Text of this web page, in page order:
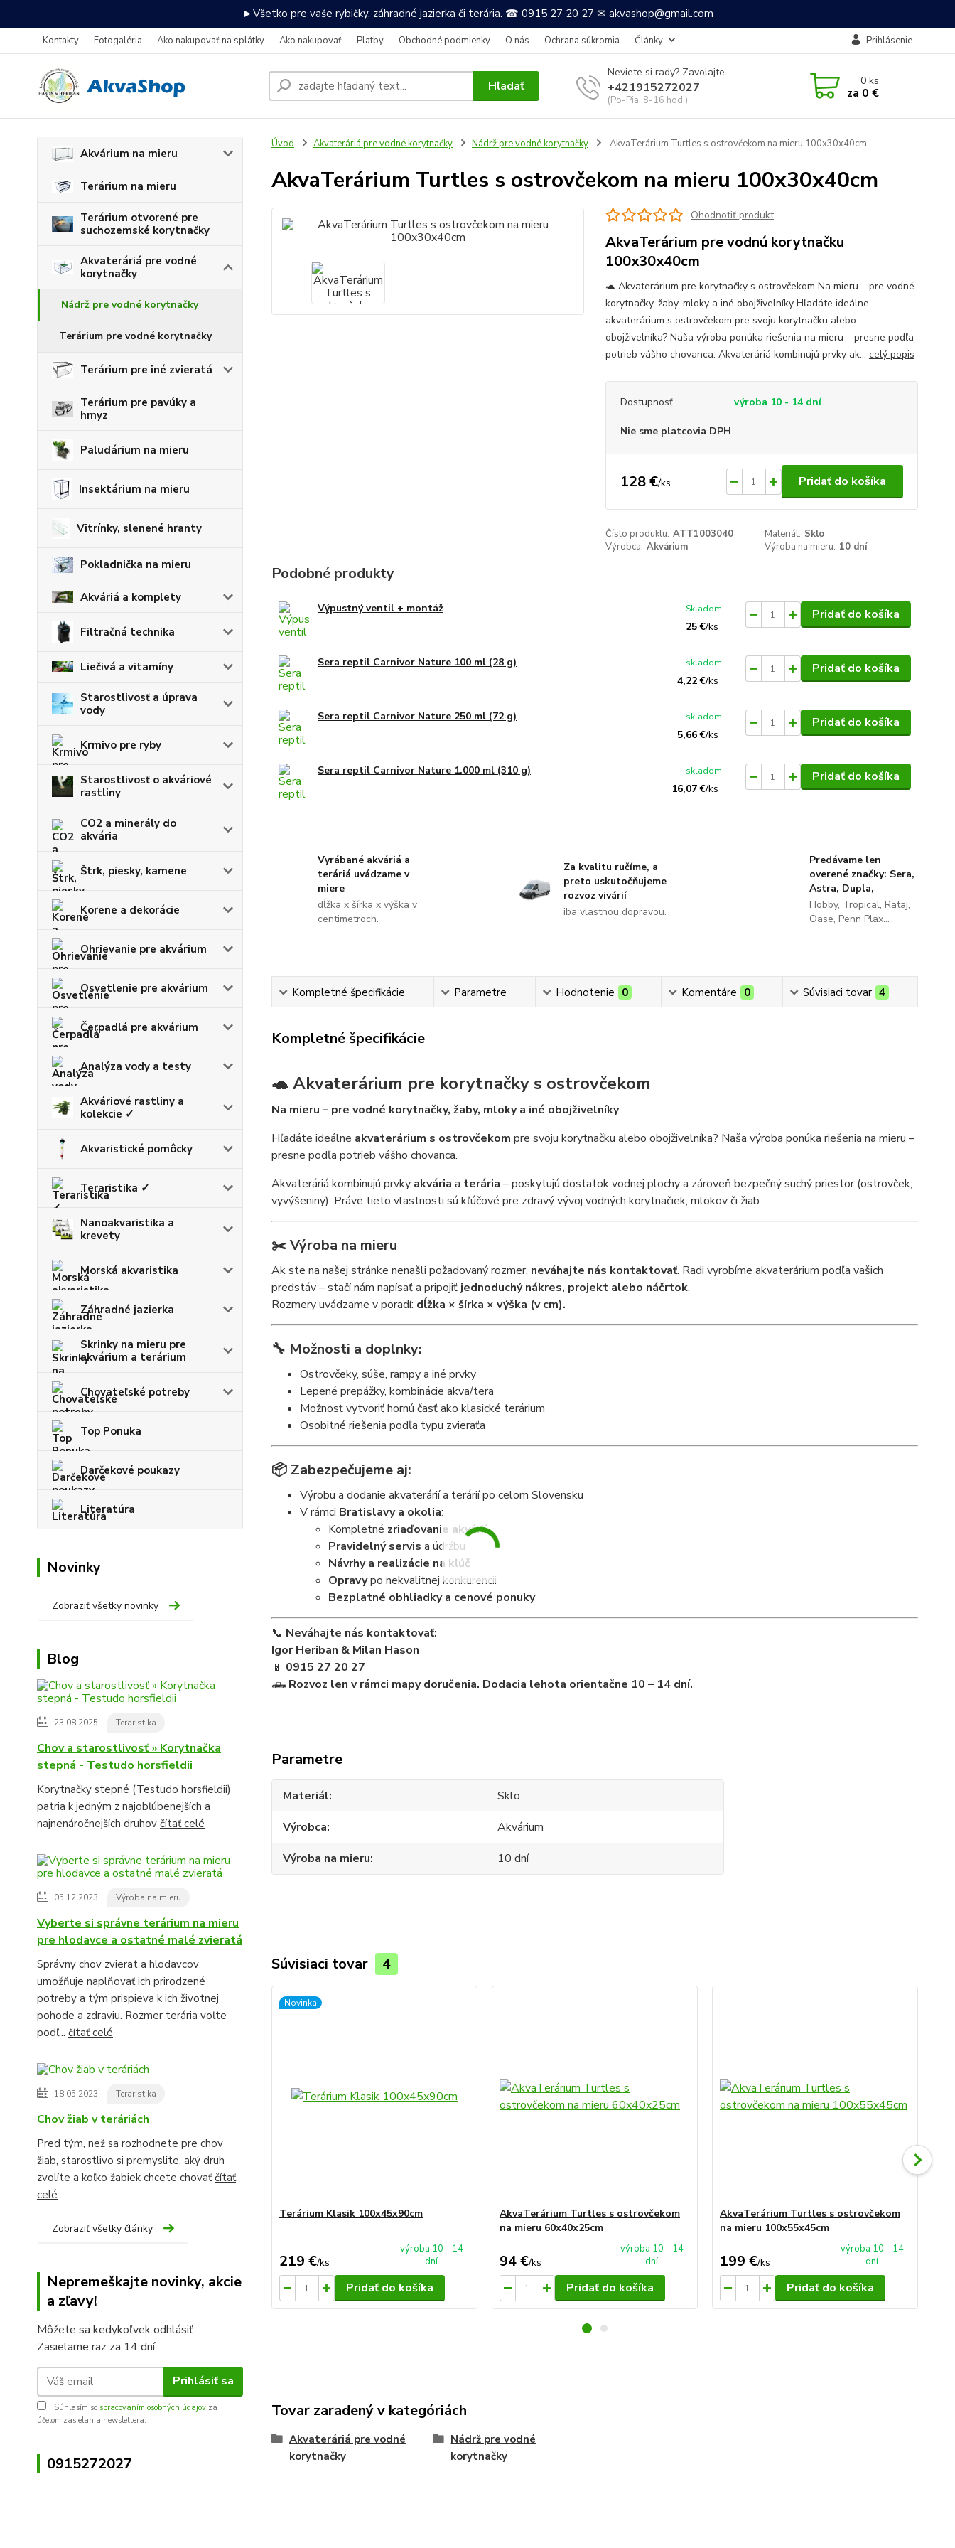
►Všetko pre vaše rybičky, záhradné jazierka či terária. ☎ 0915 27 20 27 ✉ akvashop@gmail.com
Kontakty Fotogaléria Ako nakupovať na splátky Ako nakupovať Platby Obchodné podmienky O nás Ochrana súkromia Články Prihlásenie
Hľadať
Neviete si rady? Zavolajte.
+421915272027
(Po-Pia, 8-16 hod.)
0ks
za 0 €
Akvárium na mieru
Terárium na mieru
Terárium otvorené pre
suchozemské korytnačky
Akvateráriá pre vodné
korytnačky
Nádrž pre vodné korytnačky
Terárium pre vodné korytnačky
Terárium pre iné zvieratá
Terárium pre pavúky a
hmyz
Paludárium na mieru
Insektárium na mieru
Vitrínky, slenené hranty
Pokladnička na mieru
Akváriá a komplety
Filtračná technika
Liečivá a vitamíny
Starostlivosť a úprava
vody
Krmivo pre ryby
Starostlivosť o akváriové
rastliny
CO2 a minerály do
akvária
Štrk, piesky, kamene
Korene a dekorácie
Ohrievanie pre akvárium
Osvetlenie pre akvárium
Čerpadlá pre akvárium
Analýza vody a testy
Akváriové rastliny a
kolekcie ✓
Akvaristické pomôcky
Teraristika ✓
Nanoakvaristika a
krevety
Morská akvaristika
Záhradné jazierka
Skrinky na mieru pre
akvárium a terárium
Chovateľské potreby
Top Ponuka
Darčekové poukazy
Literatúra
Novinky
Zobraziť všetky novinky
Blog
23.08.2025 Teraristika
Chov a starostlivosť » Korytnačka
stepná - Testudo horsfieldii
Korytnačky stepné (Testudo horsfieldii)
patria k jedným z najobľúbenejších a
najnenáročnejších druhov čítať celé
05.12.2023 Výroba na mieru
Vyberte si správne terárium na mieru
pre hlodavce a ostatné malé zvieratá
Správny chov zvierat a hlodavcov
umožňuje naplňovať ich prirodzené
potreby a tým prispieva k ich životnej
pohode a zdraviu. Rozmer terária voľte
podľ... čítať celé
18.05.2023 Teraristika
Chov žiab v teráriách
Pred tým, než sa rozhodnete pre chov
žiab, starostlivo si premyslite, aký druh
zvolíte a koľko žabiek chcete chovaťčítať
celé
Zobraziť všetky články
Nepremeškajte novinky, akcie
a zľavy!
Môžete sa kedykoľvek odhlásiť.
Zasielame raz za 14 dní.
Prihlásiť sa
Súhlasím so spracovaním osobných údajov za
účelom zasielania newslettera.
0915272027
Úvod Akvateráriá pre vodné korytnačky Nádrž pre vodné korytnačky AkvaTerárium Turtles s ostrovčekom na mieru 100x30x40cm
AkvaTerárium Turtles s ostrovčekom na mieru 100x30x40cm
Ohodnotiť produkt
AkvaTerárium pre vodnú korytnačku
100x30x40cm
🐢 Akvaterárium pre korytnačky s ostrovčekom Na mieru – pre vodné
korytnačky, žaby, mloky a iné obojživelníky Hľadáte ideálne
akvaterárium s ostrovčekom pre svoju korytnačku alebo
obojživelníka? Naša výroba ponúka riešenia na mieru – presne podľa
potrieb vášho chovanca. Akvateráriá kombinujú prvky ak... celý popis
Dostupnosť výroba 10 - 14 dní
Nie sme platcovia DPH
128 €/ks Pridať do košíka
Číslo produktu: ATT1003040 Materiál: Sklo
Výrobca: Akvárium Výroba na mieru: 10 dní
Podobné produkty
Výpustný ventil + montáž
25 €/ks
Skladom Pridať do košíka
Sera reptil Carnivor Nature 100 ml (28 g)
4,22 €/ks
skladom Pridať do košíka
Sera reptil Carnivor Nature 250 ml (72 g)
5,66 €/ks
skladom Pridať do košíka
Sera reptil Carnivor Nature 1.000 ml (310 g)
16,07 €/ks
skladom Pridať do košíka
Vyrábané akváriá a
teráriá uvádzame v
miere
dĺžka x šírka x výška v
centimetroch.
Za kvalitu ručíme, a
preto uskutočňujeme
rozvoz vivárií
iba vlastnou dopravou.
Predávame len
overené značky: Sera,
Astra, Dupla,
Hobby, Tropical, Rataj,
Oase, Penn Plax...
Kompletné špecifikácie Parametre Hodnotenie 0 Komentáre 0 Súvisiaci tovar 4
Kompletné špecifikácie
🐢 Akvaterárium pre korytnačky s ostrovčekom
Na mieru – pre vodné korytnačky, žaby, mloky a iné obojživelníky
Hľadáte ideálne akvaterárium s ostrovčekom pre svoju korytnačku alebo obojživelníka? Naša výroba ponúka riešenia na mieru –
presne podľa potrieb vášho chovanca.
Akvateráriá kombinujú prvky akvária a terária – poskytujú dostatok vodnej plochy a zároveň bezpečný suchý priestor (ostrovček,
vyvýšeniny). Práve tieto vlastnosti sú kľúčové pre zdravý vývoj vodných korytnačiek, mlokov či žiab.
✂️Výroba na mieru
Ak ste na našej stránke nenašli požadovaný rozmer, neváhajte nás kontaktovať. Radi vyrobíme akvaterárium podľa vašich
predstáv – stačí nám napísať a pripojiť jednoduchý nákres, projekt alebo náčrtok.
Rozmery uvádzame v poradí: dĺžka × šírka × výška (v cm).
🔧 Možnosti a doplnky:
Ostrovčeky, súše, rampy a iné prvky
Lepené prepážky, kombinácie akva/tera
Možnosť vytvoriť hornú časť ako klasické terárium
Osobitné riešenia podľa typu zvieraťa
📦 Zabezpečujeme aj:
Výrobu a dodanie akvaterárií a terárií po celom Slovensku
V rámci Bratislavy a okolia:
Kompletné zriaďovanie akvárií
Pravidelný servis a údržbu
Návrhy a realizácie na kľúč
Opravypo nekvalitnej konkurencii
Bezplatné obhliadky a cenové ponuky
📞 Neváhajte nás kontaktovať:
Igor Heriban & Milan Hason
📱 0915 27 20 27
🛻 Rozvoz len v rámci mapy doručenia. Dodacia lehota orientačne 10 – 14 dní.
Parametre
Materiál
Sklo
Výrobca
Akvárium
Výroba na mieru
10 dní
Súvisiaci tovar 4
Novinka
Terárium Klasik 100x45x90cm
219 €/ks
výroba 10 - 14
dní
Pridať do košíka
AkvaTerárium Turtles s ostrovčekom
na mieru 60x40x25cm
94 €/ks
výroba 10 - 14
dní
Pridať do košíka
AkvaTerárium Turtles s ostrovčekom
na mieru 100x55x45cm
199 €/ks
výroba 10 - 14
dní
Pridať do košíka
Tovar zaradený v kategóriách
Akvateráriá pre vodné
korytnačky
Nádrž pre vodné
korytnačky